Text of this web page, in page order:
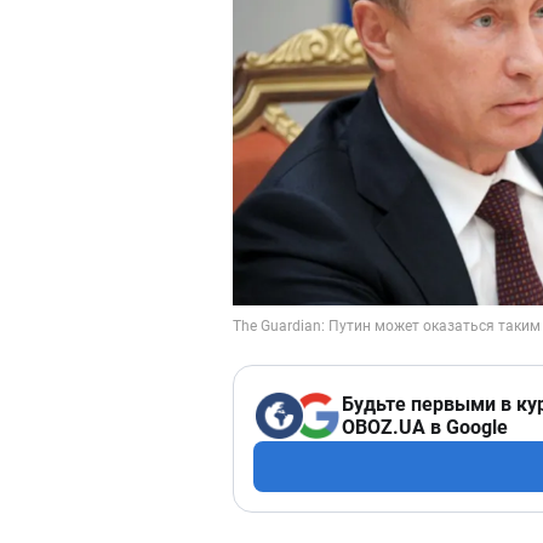
Будьте первыми в
OBOZ.UA в Google